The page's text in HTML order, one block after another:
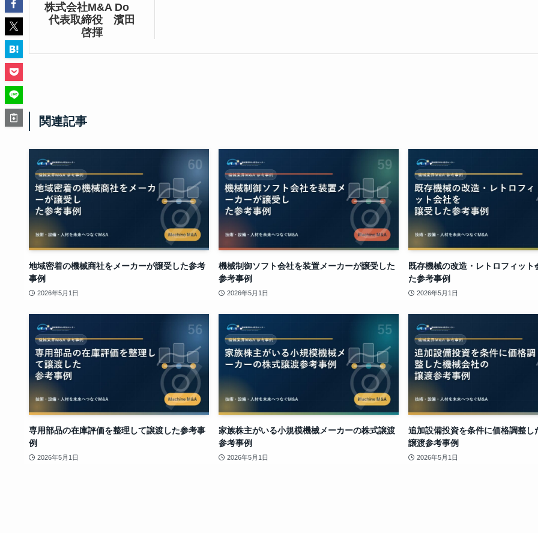
株式会社M&A Do
代表取締役 濱田
啓揮
関連記事
地域密着の機械商社をメーカーが譲受した参考
事例
2026年5月1日
機械制御ソフト会社を装置メーカーが譲受した
参考事例
2026年5月1日
既存機械の改造・レトロフィット
た参考事例
2026年5月1日
専用部品の在庫評価を整理して譲渡した参考事
例
2026年5月1日
家族株主がいる小規模機械メーカーの株式譲渡
参考事例
2026年5月1日
追加設備投資を条件に価格調整し
譲渡参考事例
2026年5月1日